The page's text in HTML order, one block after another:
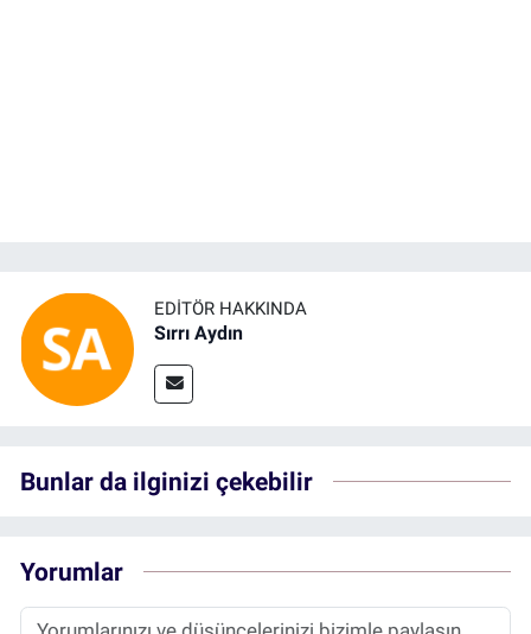
EDITÖR HAKKINDA
Sırrı Aydın
Bunlar da ilginizi çekebilir
Yorumlar